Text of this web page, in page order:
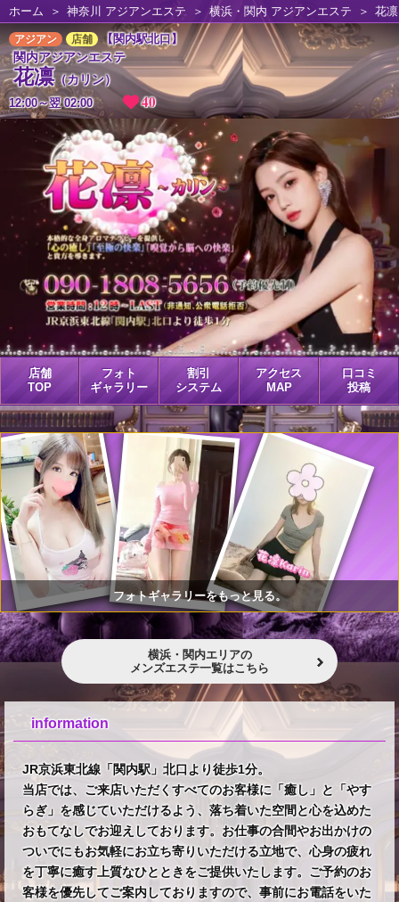
ホーム 神奈川 アジアンエステ 横浜・関内 アジアンエステ 花
アジアン 店舗 【関内駅北口】
関内アジアンエステ
花凛（カリン）
12:00～翌 02:00 40
店舗
TOP
フォト
ギャラリー
割引
システム
アクセス
MAP
口コミ
投稿
フォトギャラリーをもっと見る。
横浜・関内エリアの
メンズエステ一覧はこちら
information
JR京浜東北線「関内駅」北口より徒歩1分。
当店では、ご来店いただくすべてのお客様に「癒し」と「やす
らぎ」を感じていただけるよう、落ち着いた空間と心を込めた
おもてなしでお迎えしております。お仕事の合間やお出かけの
ついでにもお気軽にお立ち寄りいただける立地で、心身の疲れ
を丁寧に癒す上質なひとときをご提供いたします。ご予約のお
客様を優先してご案内しておりますので、事前にお電話をいた